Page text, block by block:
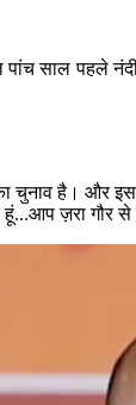
साल पहले
है। और
ज़रा गौर से